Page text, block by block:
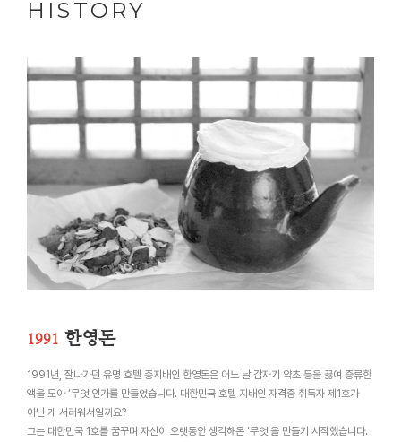
HISTORY
1991 한영돈
1991년, 잘나가던 유명 호텔 총지배인 한영돈은 어느 날 갑자기 약초 등을 끓여 증류한
액을 모아 ‘무엇’인가를 만들었습니다. 대한민국 호텔 지배인 자격증 취득자 제1호가
아닌 게 서러워서일까요?
그는 대한민국 1호를 꿈꾸며 자신이 오랫동안 생각해온 ‘무엇’을 만들기 시작했습니다.